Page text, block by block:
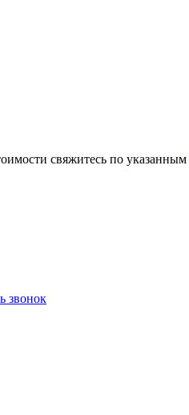
свяжитесь по указанным
звонок